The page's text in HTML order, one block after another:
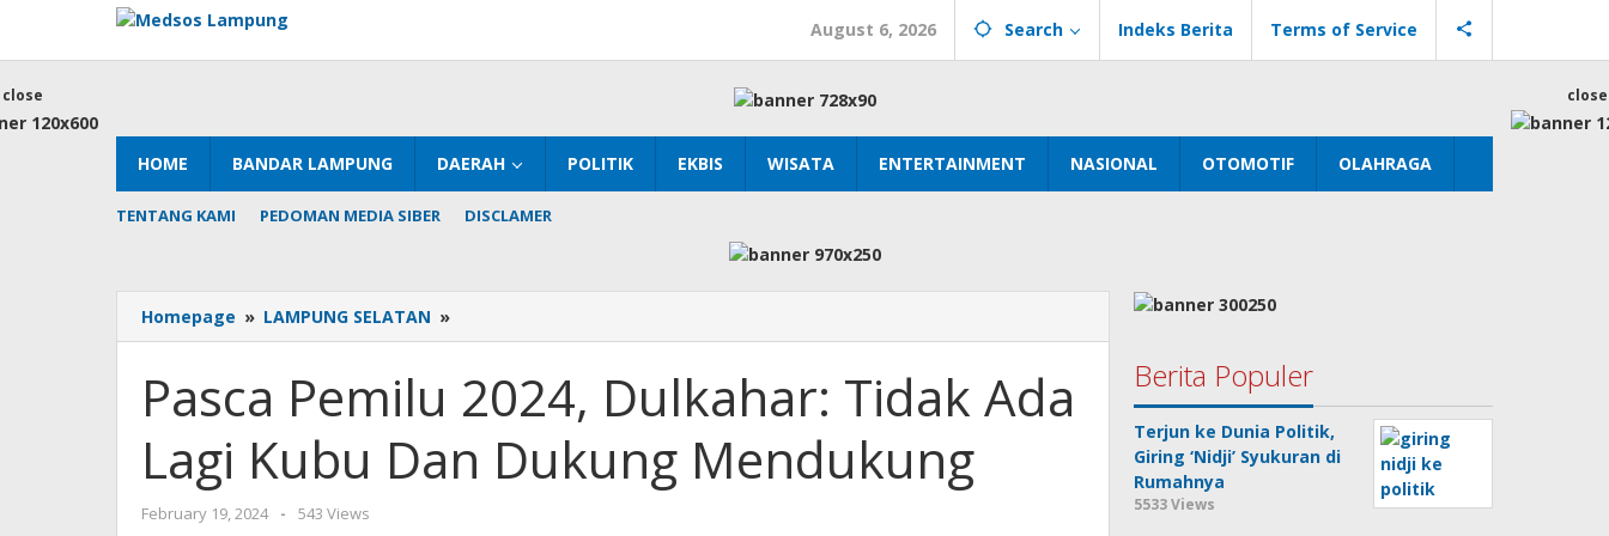
content
August 6, 2026 Search Indeks Berita Terms of Service
HOME BANDAR LAMPUNG DAERAH POLITIK EKBIS WISATA ENTERTAINMENT NASIONAL OTOMOTIF OLAHRAGA
TENTANG KAMI PEDOMAN MEDIA SIBER DISCLAMER
close close
Homepage » LAMPUNG SELATAN »
Pemilu
Dulkahar:
Tidak
Lagi
Pasca Pemilu 2024, Dulkahar: Tidak Ada
Lagi Kubu Dan Dukung Mendukung
February 19, 2024
by
- 543 Views
Berita Populer
Terjun ke Dunia Politik,
Giring ‘Nidji’ Syukuran di
Rumahnya
5533 Views